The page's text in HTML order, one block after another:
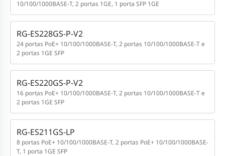
10/100/1000BASE-T, 2 portas 1GE, 1 porta SFP 1GE
RG-ES228GS-P-V2
24 portas PoE+ 10/100/1000BASE-T, 2 portas 10/100/1000BASE-T e
2 portas 1GE SFP
RG-ES220GS-P-V2
16 portas PoE+ 10/100/1000BASE-T, 2 portas 10/100/1000BASE-T e
2 portas 1GE SFP
RG-ES211GS-LP
8 portas PoE+ 10/100/1000BASE-T, 2 portas PoE+ 10/100/1000BASE-
T, 1 porta 1GE SFP